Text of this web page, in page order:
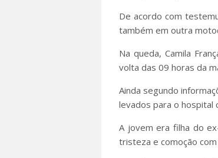
De acordo com
também em outra
Na queda, Camila
volta das 09 horas da
Ainda segundo
levados para o hospital
A jovem era filha do
tristeza e comoção